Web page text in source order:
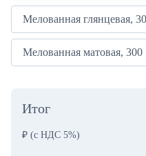
Мелованная глянцевая,
Мелованная матовая, 300
Итог
₽ (с НДС 5%)